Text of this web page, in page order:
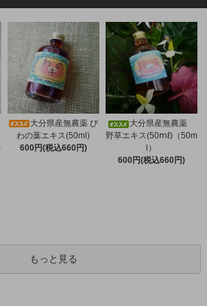
大分県産無農薬 び
わの葉エキス(50ml)
600円(税込660円)
大分県産無農薬
野草エキス(50ⅿℓ)（50m
l）
600円(税込660円)
もっと見る